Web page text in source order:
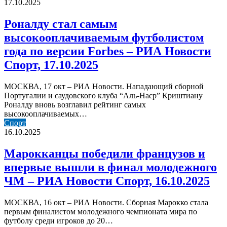
стал
высокооплачиваемым
футболистом
года
версии
Forbes
РИА
Новости
Спорт,
17.10.2025
17.10.2025
Роналду стал самым
высокооплачиваемым футболистом
года по версии Forbes – РИА Новости
Спорт, 17.10.2025
МОСКВА, 17 окт – РИА Новости. Нападающий сборной
Португалии и саудовского клуба “Аль-Наср” Криштиану
Роналду вновь возглавил рейтинг самых
высокооплачиваемых…
Марокканцы
победили
и
впервые
вышли
в
финал
ЧМ
–
РИА
Спорт
16.10.2025
Марокканцы победили французов и
впервые вышли в финал молодежного
ЧМ – РИА Новости Спорт, 16.10.2025
МОСКВА, 16 окт – РИА Новости. Сборная Марокко стала
первым финалистом молодежного чемпионата мира по
футболу среди игроков до 20…